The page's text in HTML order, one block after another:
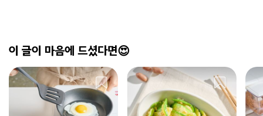
이 글이 마음에 드셨다면😍